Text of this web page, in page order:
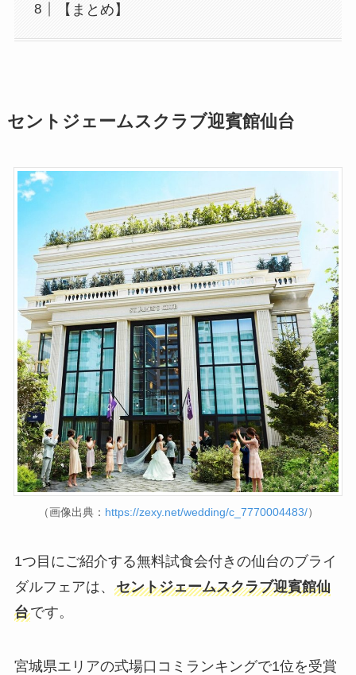
【まとめ】
セントジェームスクラブ迎賓館仙台
（画像出典： https://zexy.net/wedding/c_7770004483/）
1つ目にご紹介する無料試食会付きの仙台のブライ
ダルフェアは、 セントジェームスクラブ迎賓館仙
台です。
宮城県エリアの式場口コミランキングで1位を受賞